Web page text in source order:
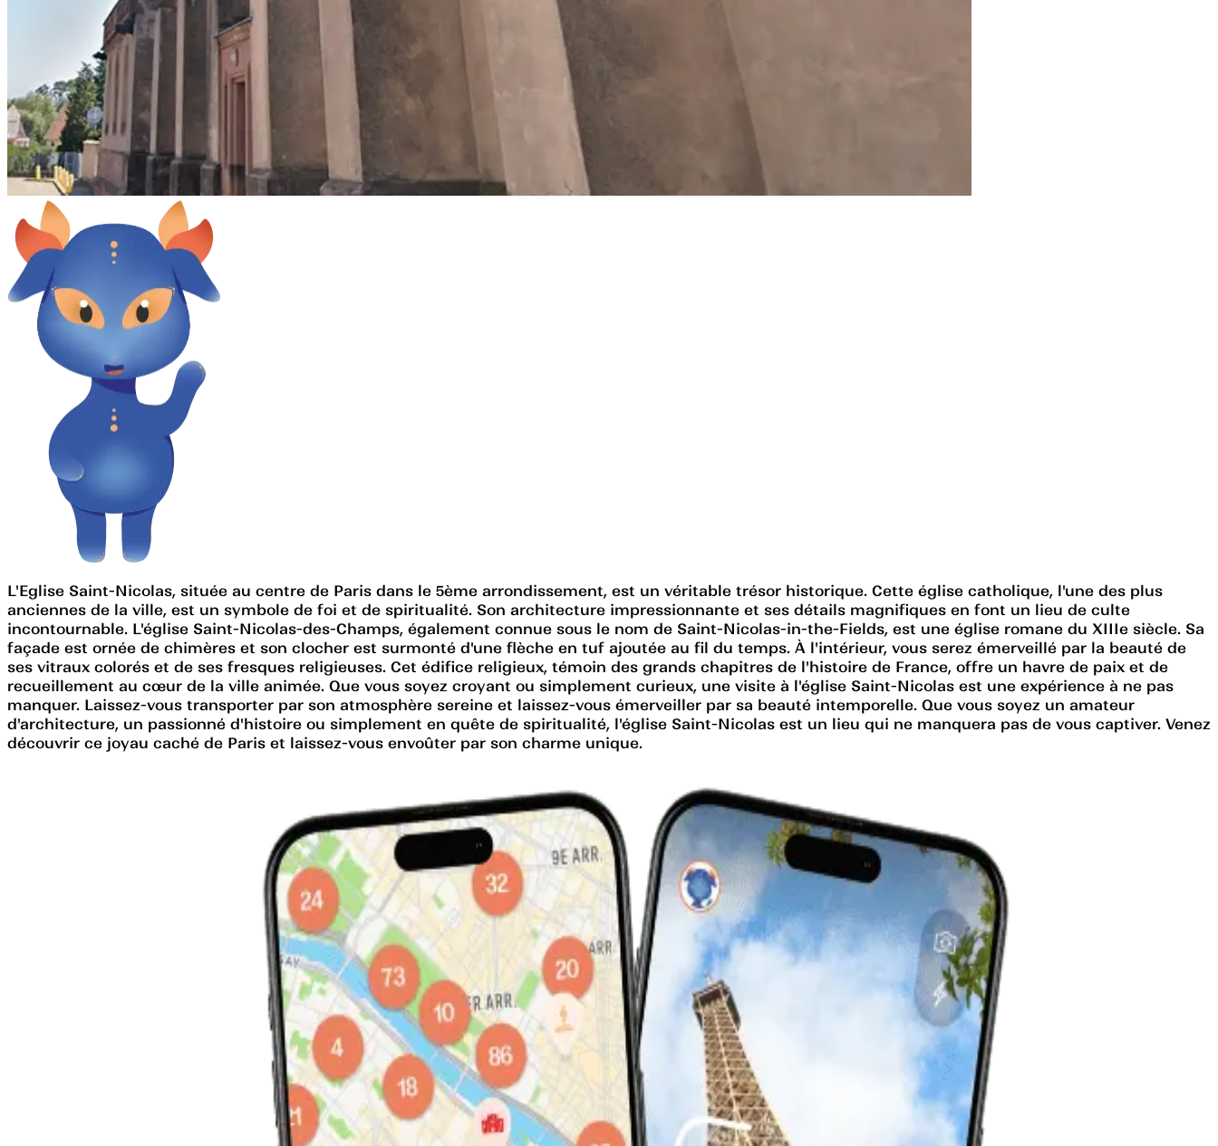
L'Eglise Saint-Nicolas, située au centre de Paris dans le 5ème arrondissement, est un véritable trésor historique. Cette église catholique, l'une des plus
anciennes de la ville, est un symbole de foi et de spiritualité. Son architecture impressionnante et ses détails magnifiques en font un lieu de culte
incontournable. L'église Saint-Nicolas-des-Champs, également connue sous le nom de Saint-Nicolas-in-the-Fields, est une église romane du XIIIe siècle. Sa
façade est ornée de chimères et son clocher est surmonté d'une flèche en tuf ajoutée au fil du temps. À l'intérieur, vous serez émerveillé par la beauté de
ses vitraux colorés et de ses fresques religieuses. Cet édifice religieux, témoin des grands chapitres de l'histoire de France, offre un havre de paix et de
recueillement au cœur de la ville animée. Que vous soyez croyant ou simplement curieux, une visite à l'église Saint-Nicolas est une expérience à ne pas
manquer. Laissez-vous transporter par son atmosphère sereine et laissez-vous émerveiller par sa beauté intemporelle. Que vous soyez un amateur
d'architecture, un passionné d'histoire ou simplement en quête de spiritualité, l'église Saint-Nicolas est un lieu qui ne manquera pas de vous captiver. Venez
découvrir ce joyau caché de Paris et laissez-vous envoûter par son charme unique.